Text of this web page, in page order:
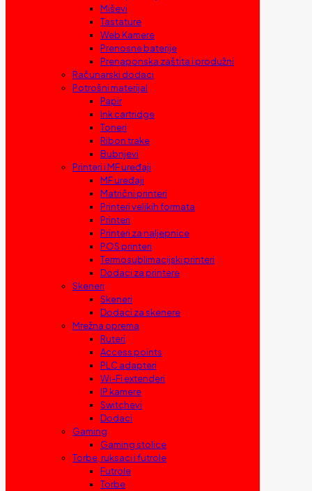
Miševi
Tastature
Web Kamere
Prenosne baterije
Prenaponska zaštita i produžni
Računarski dodaci
Potrošni materijal
Papir
Ink cartridge
Toneri
Ribon trake
Bubnjevi
Printeri i MF uređaji
MF uređaji
Matrični printeri
Printeri velikih formata
Printeri
Printeri za naljepnice
POS printeri
Termosublimacijski printeri
Dodaci za printere
Skeneri
Skeneri
Dodaci za skenere
Mrežna oprema
Ruteri
Access points
PLC adapteri
Wi-Fi extenderi
IP kamere
Switchevi
Dodaci
Gaming
Gaming stolice
Torbe, ruksaci i futrole
Futrole
Torbe